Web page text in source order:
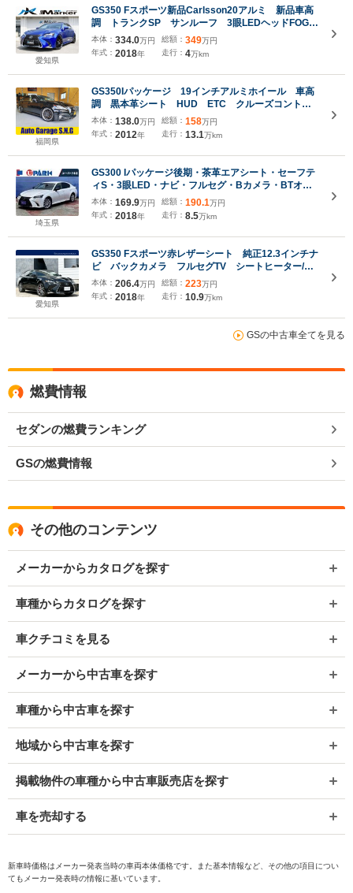
愛知県
GS350 Fスポーツ新品Carlsson20アルミ 新品車高
調 トランクSP サンルーフ 3眼LEDヘッドFOG
オレンジキャリパー 赤革PWシート パドル クル
コン フルセグTV Bluetooth Bカメラ ETC
本体： 334.0万円
年式： 2018年
総額： 349万円
走行： 4万km
福岡県
GS350Iパッケージ 19インチアルミホイール 車高
調 黒本革シート HUD ETC クルーズコントロ
ール
本体： 138.0万円
年式： 2012年
総額： 158万円
走行： 13.1万km
埼玉県
GS300 Iパッケージ後期・茶革エアシート・セーフテ
ィS・3眼LED・ナビ・フルセグ・Bカメラ・BTオー
ディオ・純正17AW・パワーシート・パワートラン
ク・パドルシフト・BSM・オートHIビーム・LKA・
電動サンシェード
本体： 169.9万円
年式： 2018年
総額： 190.1万円
走行： 8.5万km
愛知県
GS350 Fスポーツ赤レザーシート 純正12.3インチナ
ビ バックカメラ フルセグTV シートヒーター/ベ
ンチレーション ステアリングヒーター 前後ドラレ
コ 純正19インチAW レーダークルーズコントロー
ル パワーシート ETC2.0
本体： 206.4万円
年式： 2018年
総額： 223万円
走行： 10.9万km
GSの中古車全てを見る
燃費情報
セダンの燃費ランキング
GSの燃費情報
その他のコンテンツ
メーカーからカタログを探す
車種からカタログを探す
車クチコミを見る
メーカーから中古車を探す
車種から中古車を探す
地域から中古車を探す
掲載物件の車種から中古車販売店を探す
車を売却する
新車時価格はメーカー発表当時の車両本体価格です。また基本情報など、その他の項目につい
てもメーカー発表時の情報に基いています。